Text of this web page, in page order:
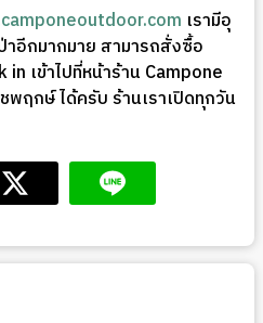
เรามีอุ
อีกมากมาย สามารถสั่งซื้อ
เข้าไปที่หน้าร้าน Campone
พฤกษ์ ได้ครับ ร้านเราเปิดทุกวัน